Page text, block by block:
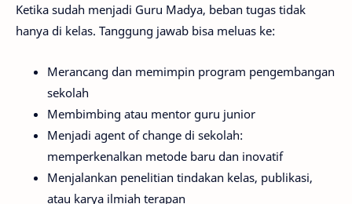
Ketika sudah menjadi Guru Madya, beban tugas tidak
hanya di kelas. Tanggung jawab bisa meluas ke:
Merancang dan memimpin program pengembangan
sekolah
Membimbing atau mentor guru junior
Menjadi agent of change di sekolah:
memperkenalkan metode baru dan inovatif
Menjalankan penelitian tindakan kelas, publikasi,
atau karya ilmiah terapan